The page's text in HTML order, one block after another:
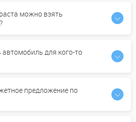
можно взять
для кого-то
предложение по